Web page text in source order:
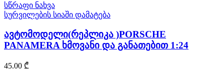
multiple
variants.
The
options
may
სწრაფი ნახვა
სურვილების სიაში დამატება
ავტომოდელი(რეპლიკა )PORSCHE
PANAMERA ხმოვანი და განათებით 1:24
45.00 ₾